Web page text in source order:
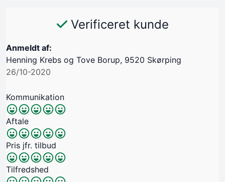
Verificeret kunde
Anmeldt af:
Henning Krebs og Tove Borup, 9520 Skørping
26/10-2020
Kommunikation
Aftale
Pris jfr. tilbud
Tilfredshed